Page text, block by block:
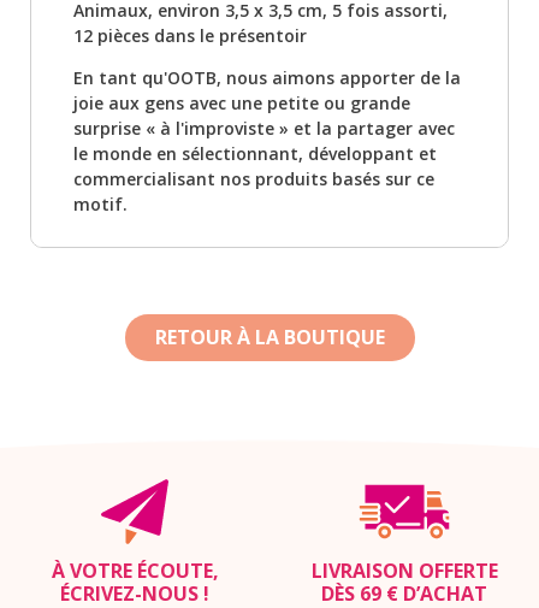
Animaux, environ 3,5 x 3,5 cm, 5 fois assorti,
12 pièces dans le présentoir
En tant qu'OOTB, nous aimons apporter de la
joie aux gens avec une petite ou grande
surprise « à l'improviste » et la partager avec
le monde en sélectionnant, développant et
commercialisant nos produits basés sur ce
motif.
RETOUR À LA BOUTIQUE
À VOTRE ÉCOUTE,
ÉCRIVEZ-NOUS !
LIVRAISON OFFERTE
DÈS 69 € D’ACHAT